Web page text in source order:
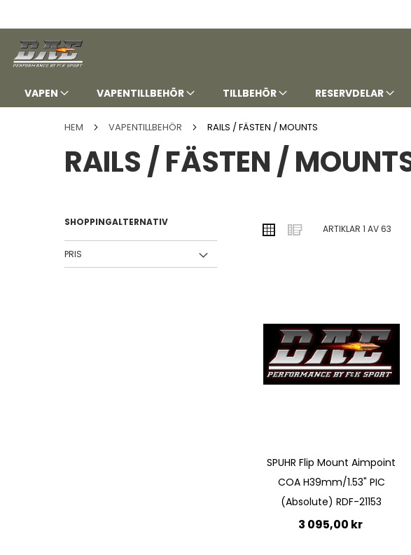
TILL
INNEHÅLLET
VAPEN VAPENTILLBEHÖR TILLBEHÖR RESERVDELAR
HEM VAPENTILLBEHÖR RAILS / FÄSTEN / MOUNTS
RAILS / FÄSTEN /
VISA
SOM
RutnätListvy
ARTIKLAR 1 AV63
SPUHR Flip Mount Aimpoint
COA H39mm/1.53" PIC
(Absolute) RDF-21153
3 095,00 kr
SHOPPINGALTERNATIV
PRIS